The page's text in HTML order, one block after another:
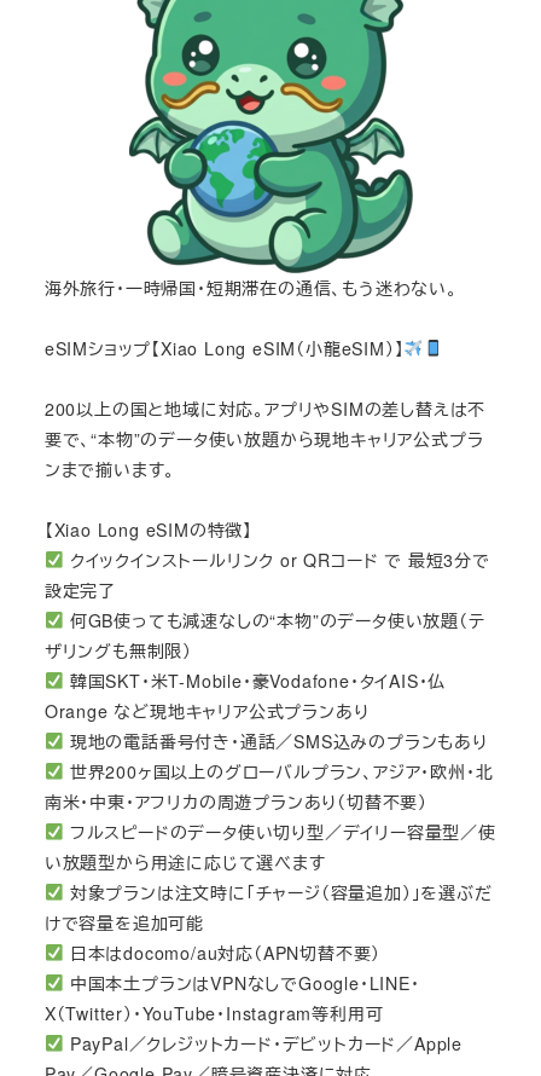
海外旅行・一時帰国・短期滞在の通信、もう迷わない。
eSIMショップ【Xiao Long eSIM（小龍eSIM）】
200以上の国と地域に対応。アプリやSIMの差し替えは不
要で、“本物”のデータ使い放題から現地キャリア公式プラ
ンまで揃います。
【Xiao Long eSIMの特徴】
クイックインストールリンク or QRコード で 最短3分で
設定完了
何GB使っても減速なしの“本物”のデータ使い放題（テ
ザリングも無制限）
韓国SKT・米T-Mobile・豪Vodafone・タイAIS・仏
Orange など現地キャリア公式プランあり
現地の電話番号付き・通話／SMS込みのプランもあり
世界200ヶ国以上のグローバルプラン、アジア・欧州・北
南米・中東・アフリカの周遊プランあり（切替不要）
フルスピードのデータ使い切り型／デイリー容量型／使
い放題型から用途に応じて選べます
対象プランは注文時に「チャージ（容量追加）」を選ぶだ
けで容量を追加可能
日本はdocomo/au対応（APN切替不要）
中国本土プランはVPNなしでGoogle・LINE・
X（Twitter）・YouTube・Instagram等利用可
PayPal／クレジットカード・デビットカード／Apple